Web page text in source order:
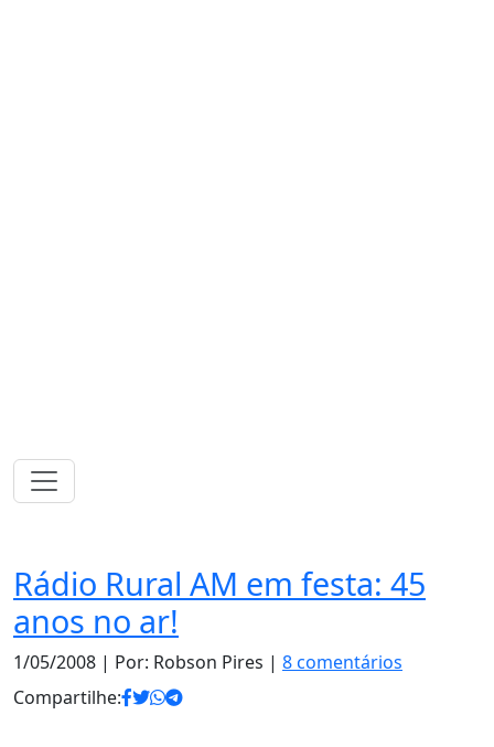
Rádio Rural AM em festa: 45
anos no ar!
1/05/2008 | Por: Robson Pires | 8 comentários
Compartilhe: